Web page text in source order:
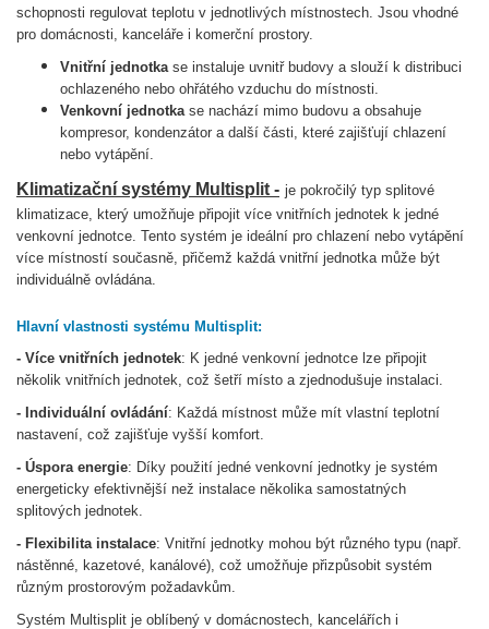
schopnosti regulovat teplotu v jednotlivých místnostech. Jsou vhodné
pro domácnosti, kanceláře i komerční prostory.
Vnitřní jednotkase instaluje uvnitř budovy a slouží k distribuci
ochlazeného nebo ohřátého vzduchu do místnosti.
Venkovní jednotkase nachází mimo budovu a obsahuje
kompresor, kondenzátor a další části, které zajišťují chlazení
nebo vytápění.
Klimatizační systémy Multisplit - je pokročilý typ splitové
klimatizace, který umožňuje připojit více vnitřních jednotek k jedné
venkovní jednotce. Tento systém je ideální pro chlazení nebo vytápění
více místností současně, přičemž každá vnitřní jednotka může být
individuálně ovládána.
Hlavní vlastnosti systému Multisplit:
- Více vnitřních jednotek: K jedné venkovní jednotce lze připojit
několik vnitřních jednotek, což šetří místo a zjednodušuje instalaci.
- Individuální ovládání: Každá místnost může mít vlastní teplotní
nastavení, což zajišťuje vyšší komfort.
- Úspora energie: Díky použití jedné venkovní jednotky je systém
energeticky efektivnější než instalace několika samostatných
splitových jednotek.
- Flexibilita instalace: Vnitřní jednotky mohou být různého typu (např.
nástěnné, kazetové, kanálové), což umožňuje přizpůsobit systém
různým prostorovým požadavkům.
Systém Multisplit je oblíbený v domácnostech, kancelářích i